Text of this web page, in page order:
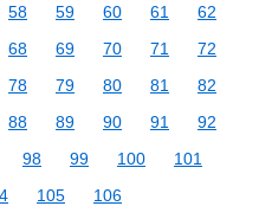
58 59 60 61
62
68 69 70 71
72
78 79 80 81
82
88 89 90 91
92
98 99 100
101
105 106